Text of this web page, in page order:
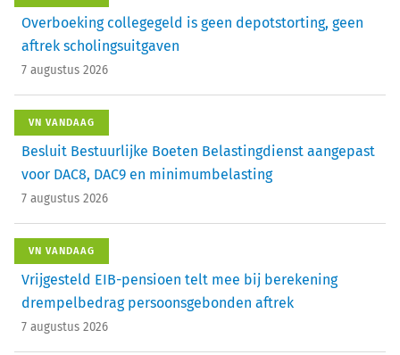
Overboeking collegegeld is geen depotstorting, geen
aftrek scholingsuitgaven
7 augustus 2026
VN VANDAAG
Besluit Bestuurlijke Boeten Belastingdienst aangepast
voor DAC8, DAC9 en minimumbelasting
7 augustus 2026
VN VANDAAG
Vrijgesteld EIB-pensioen telt mee bij berekening
drempelbedrag persoonsgebonden aftrek
7 augustus 2026